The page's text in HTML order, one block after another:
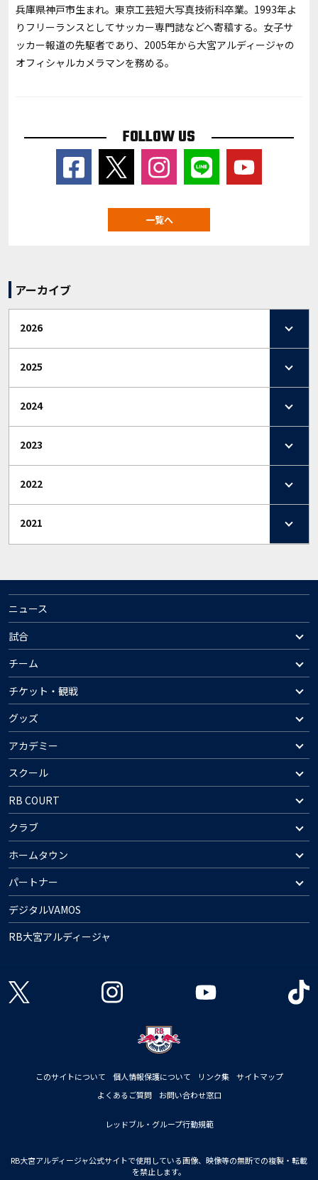
兵庫県神戸市生まれ。東京工芸短大写真技術科卒業。1993年よ
りフリーランスとしてサッカー専門誌などへ寄稿する。女子サ
ッカー報道の先駆者であり、2005年から大宮アルディージャの
オフィシャルカメラマンを務める。
FOLLOW US
一覧へ
アーカイブ
2026
2025
2024
2023
2022
2021
ニュース
試合
チーム
チケット・観戦
グッズ
アカデミー
スクール
RB COURT
クラブ
ホームタウン
パートナー
デジタルVAMOS
RB大宮アルディージャ
このサイトについて 個人情報保護について リンク集
サイトマップ
よくあるご質問
お問い合わせ窓口
レッドブル・グループ行動規範
RB大宮アルディージャ公式サイトで使用している画像、映像等の無断での複製・転載
を禁止します。